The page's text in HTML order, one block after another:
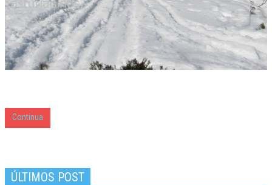
Continua
ÚLTIMOS POST